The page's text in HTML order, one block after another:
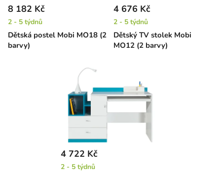
Dětská postel Mobi MO18 (2
barvy)
8 182 Kč
2 - 5 týdnů
Dětský TV stolek Mobi
MO12 (2 barvy)
4 676 Kč
2 - 5 týdnů
4 722 Kč
2 - 5 týdnů